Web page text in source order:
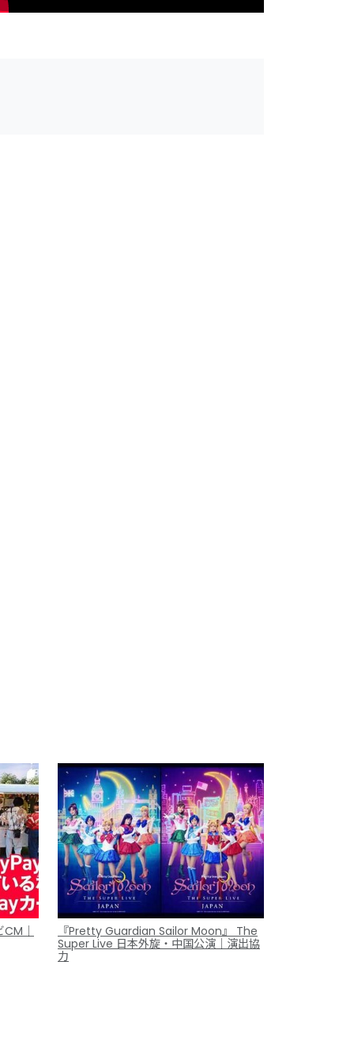
｜
『Pretty Guardian Sailor Moon』 The
Super Live 日本外旋・中国公演｜演出協
力